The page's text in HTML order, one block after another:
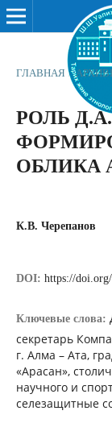
ГЛАВНАЯ /
РОЛЬ
ОБЛИКА
К.В. Черепанов
DOI: https://
Ключевые слова:
секретарь
г. Алма – Ата,
«Арасан»,
научного и
селезащитные